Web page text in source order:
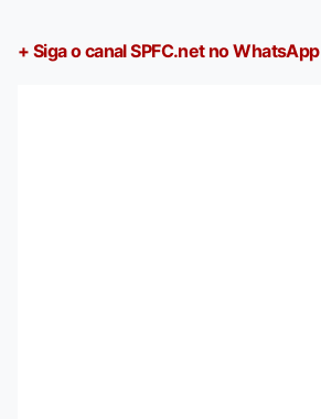
+ Siga o canal SPFC.net no WhatsApp